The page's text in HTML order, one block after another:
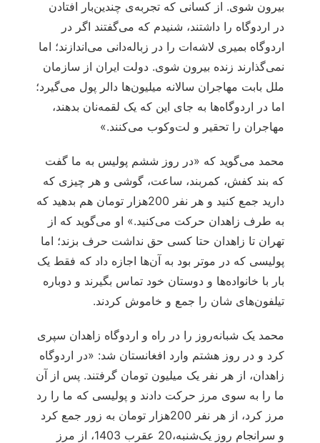
بیرون شوی. از کسانی که تجربه‌ی چندین‌بار افتادن
در اردوگاه را داشتند، شنیدم که می‌گفتند اگر در
اردوگاه بمیری لاشه‌ات را در زباله‌دانی می‌اندازند؛ اما
نمی‌گذارند زنده بیرون شوی. دولت ایران از سازمان
ملل بابت مهاجران سالانه میلیون‌ها دالر پول می‌گیرد؛
اما در اردوگاه‌ها به جای این که یک لقمه‌نان بدهند،
مهاجران را تحقیر و لت‌وکوب می‌کنند.»
محمد می‌گوید که «در روز ششم پولیس به ما گفت
که بند کفش، کمربند، ساعت، گوشی و هر چیزی که
دارید جمع کنید و هر نفر 200هزار تومان هم بدهید که
به طرف زاهدان حرکت می‌کنید.» او می‌گوید که از
تهران تا زاهدان حتا کسی حق نداشت حرف بزند؛ اما
پولیسی که در موتر بود به آن‌ها اجازه داد که فقط یک
بار با خانواده‌ها و دوستان خود تماس بگیرند و دوباره
تیلفون‌های شان را جمع و خاموش کردند.
محمد یک‌ شبانه‌روز را در راه و اردوگاه زاهدان سپری
کرد و در روز هشتم وارد افغانستان شد: «در اردوگاه
زاهدان، از هر نفر یک میلیون تومان گرفتند. پس از آن
ما را به سوی مرز حرکت دادند و پولیسی که ما را رد
مرز کرد، از هر نفر 200هزار تومان به زور جمع کرد
و سرانجام روز یک‌شنبه،20 عقرب 1403، از مرز